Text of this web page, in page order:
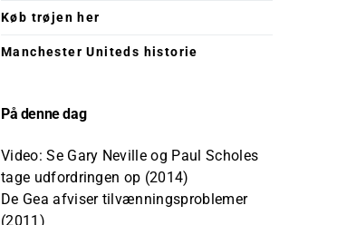
Køb trøjen her
Manchester Uniteds historie
På denne dag
Video: Se Gary Neville og Paul Scholes
tage udfordringen op (2014)
De Gea afviser tilvænningsproblemer
(2011)